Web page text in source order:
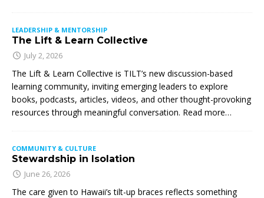
LEADERSHIP & MENTORSHIP
The Lift & Learn Collective
July 2, 2026
The Lift & Learn Collective is TILT’s new discussion-based
learning community, inviting emerging leaders to explore
books, podcasts, articles, videos, and other thought-provoking
resources through meaningful conversation. Read more…
COMMUNITY & CULTURE
Stewardship in Isolation
June 26, 2026
The care given to Hawaii’s tilt-up braces reflects something